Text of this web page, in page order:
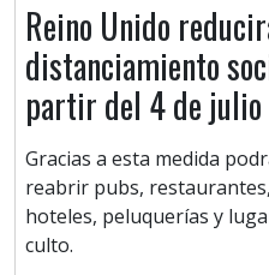
Reino Unido
distanciamiento
partir del 4 de julio
Gracias a esta medida
reabrir pubs, restaurantes,
hoteles, peluquerías y
culto.